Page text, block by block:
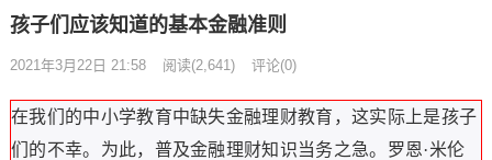
孩子们应该知道的基本金融准则
2021年3月22日 21:58 阅读(2,641) 评论(0)
在我们的中小学教育中缺失金融理财教育，这实际上是孩子
们的不幸。为此，普及金融理财知识当务之急。罗恩·米伦